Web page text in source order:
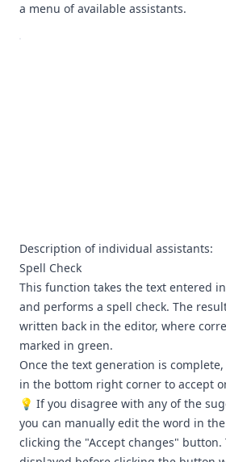
a menu of available assistants.
Description of individual assistants:
Spell Check
This function takes the text entered
and performs a spell check. The
written back in the editor, where
marked in green.
Once the text generation is
in the bottom right corner to accept
💡 If you disagree with any of the
you can manually edit the word in
clicking the "Accept changes" button.